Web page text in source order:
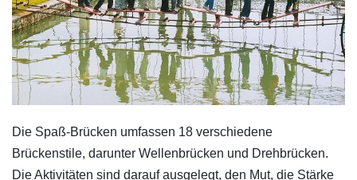
Die Spaß-Brücken umfassen 18 verschiedene
Brückenstile, darunter Wellenbrücken und Drehbrücken.
Die Aktivitäten sind darauf ausgelegt, den Mut, die Stärke